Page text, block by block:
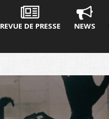
REVUE DE PRESSE NEWS